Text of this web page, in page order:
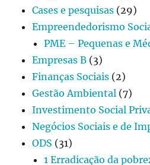
Cases e pesquisas (29)
Empreendedorismo
PME – Pequenas e
Empresas B (3)
Finanças Sociais (2)
Gestão Ambiental (7)
Investimento Social
Negócios Sociais e de
ODS (31)
1 Erradicação da